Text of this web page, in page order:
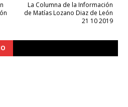
La Columna de la Información
de Matías Lozano Diaz de León
21 10 2019